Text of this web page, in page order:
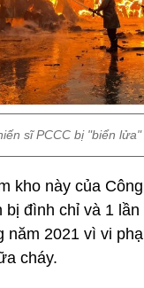
sĩ PCCC bị "biển lửa"
kho này của
bị đình chỉ và 1
năm 2021 vì vi
cháy.